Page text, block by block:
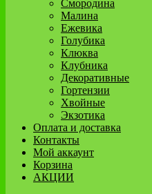
Смородина
Малина
Ежевика
Голубика
Клюква
Клубника
Декоративные
Гортензии
Хвойные
Экзотика
Оплата и доставка
Контакты
Мой аккаунт
Корзина
АКЦИИ